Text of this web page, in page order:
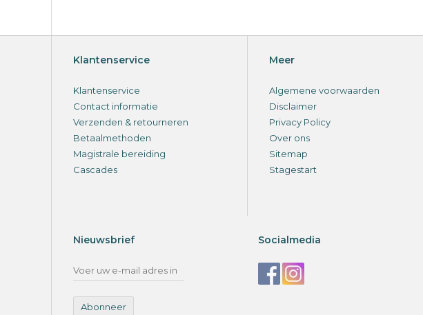
Klantenservice
Klantenservice
Contact informatie
Verzenden & retourneren
Betaalmethoden
Magistrale bereiding
Cascades
Meer
Algemene voorwaarden
Disclaimer
Privacy Policy
Over ons
Sitemap
Stagestart
Nieuwsbrief
Abonneer
Socialmedia